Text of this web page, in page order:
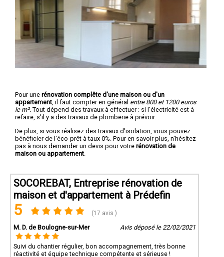
Pour une rénovation complête d'une maison ou d'un
appartement , il faut compter en général entre 800 et 1200 euros
le m². Tout dépend des travaux à effectuer : si l'électricité est à
refaire, s'il y a des travaux de plomberie à prévoir...
De plus, si vous réalisez des travaux d'isolation, vous pouvez
bénéficier de l'éco-prêt à taux 0%. Pour en savoir plus, n'hésitez
pas à nous demander un devis pour votre rénovation de
maison ou appartement
SOCOREBAT, Entreprise rénovation de
maison et d'appartement à Prédefin
5 (17 avis )
M. D. de Boulogne-sur-Mer Avis déposé le 22/02/2021
Suivi du chantier régulier, bon accompagnement, très bonne
réactivité et équipe technique compétente et sérieuse !